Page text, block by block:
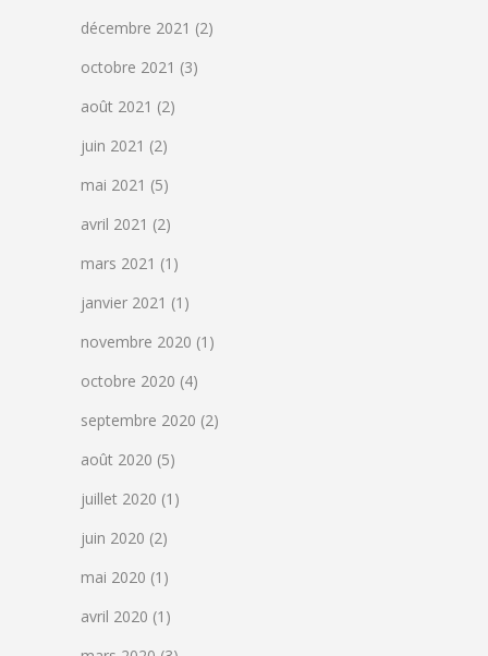
décembre 2021 (2)
octobre 2021 (3)
août 2021 (2)
juin 2021 (2)
mai 2021 (5)
avril 2021 (2)
mars 2021 (1)
janvier 2021 (1)
novembre 2020 (1)
octobre 2020 (4)
septembre 2020 (2)
août 2020 (5)
juillet 2020 (1)
juin 2020 (2)
mai 2020 (1)
avril 2020 (1)